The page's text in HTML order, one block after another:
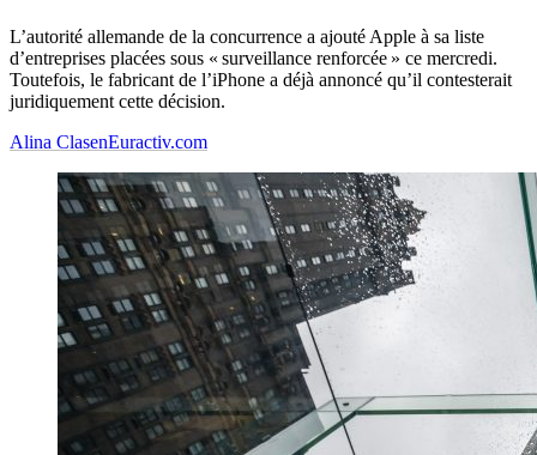
L’autorité allemande de la concurrence a ajouté Apple à sa liste
d’entreprises placées sous « surveillance renforcée » ce mercredi.
Toutefois, le fabricant de l’iPhone a déjà annoncé qu’il contesterait
juridiquement cette décision.
Alina ClasenEuractiv.com